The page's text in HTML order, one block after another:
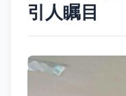
引人瞩目